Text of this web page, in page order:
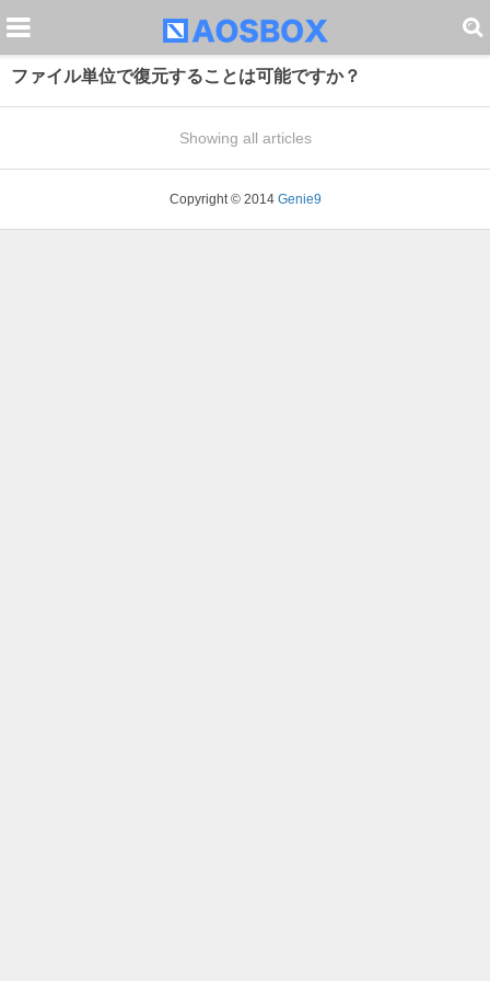
ファイル単位で復元することは可能ですか？
Showing all articles
Copyright © 2014Genie9